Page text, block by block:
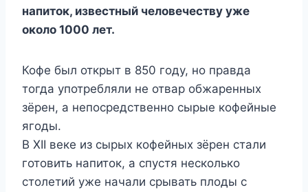
напиток, известный человечеству уже
около 1000 лет.
Кофе был открыт в 850 году, но правда
тогда употребляли не отвар обжаренных
зёрен, а непосредственно сырые кофейные
ягоды.
В XII веке из сырых кофейных зёрен стали
готовить напиток, а спустя несколько
столетий уже начали срывать плоды с